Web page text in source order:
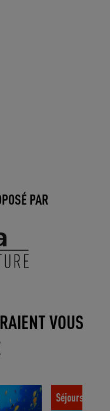
PAR
VOUS
et
Tutoriel ski
les box et les